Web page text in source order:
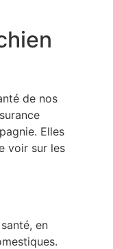
de nos
Elles
voir sur les
en